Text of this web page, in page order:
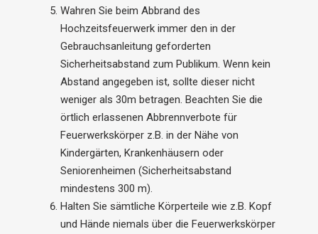
Wahren Sie beim Abbrand des
Hochzeitsfeuerwerk immer den in der
Gebrauchsanleitung geforderten
Sicherheitsabstand zum Publikum. Wenn kein
Abstand angegeben ist, sollte dieser nicht
weniger als 30m betragen. Beachten Sie die
örtlich erlassenen Abbrennverbote für
Feuerwerkskörper z.B. in der Nähe von
Kindergärten, Krankenhäusern oder
Seniorenheimen (Sicherheitsabstand
mindestens 300 m).
Halten Sie sämtliche Körperteile wie z.B. Kopf
und Hände niemals über die Feuerwerkskörper